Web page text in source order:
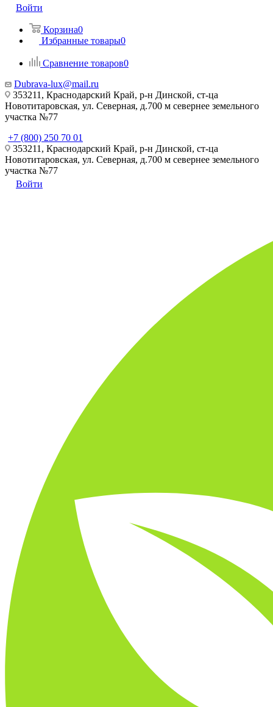
Войти
Корзина0
Избранные товары0
Сравнение товаров0
Dubrava-lux@mail.ru
353211, Краснодарский Край, р-н Динской, ст-ца
Новотитаровская, ул. Северная, д.700 м севернее земельного
участка №77
+7 (800) 250 70 01
353211, Краснодарский Край, р-н Динской, ст-ца
Новотитаровская, ул. Северная, д.700 м севернее земельного
участка №77
Войти